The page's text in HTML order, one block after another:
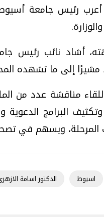
أعرب رئيس جامعة
أشاد نائب رئيس
مشيرًا إلى ما تشهده
مناقشة عدد من
البرامج
المرحلة، ويسهم في
اسيوط الدكتور اسامة